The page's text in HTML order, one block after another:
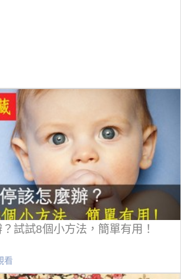
試試8個小方法，簡單有用！
看